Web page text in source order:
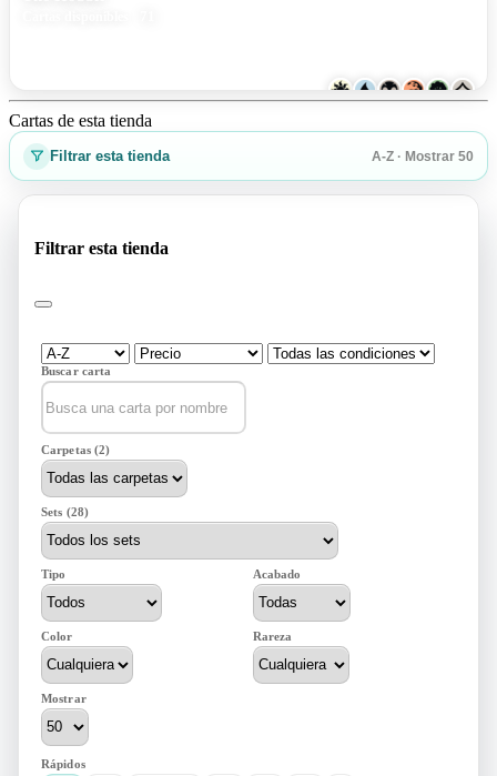
Cartas de esta tienda
Filtrar esta tienda A-Z · Mostrar 50
Filtrar esta tienda
Buscar carta
Carpetas (2)
Sets (28)
Tipo Acabado
Color Rareza
Mostrar
Rápidos